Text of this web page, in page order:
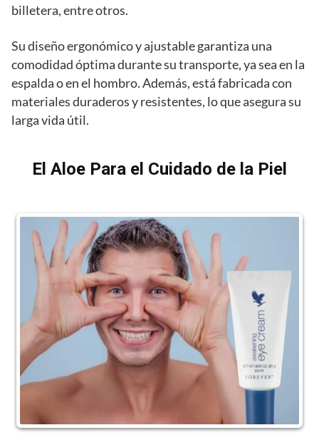
billetera, entre otros.
Su diseño ergonómico y ajustable garantiza una
comodidad óptima durante su transporte, ya sea en la
espalda o en el hombro. Además, está fabricada con
materiales duraderos y resistentes, lo que asegura su
larga vida útil.
El Aloe Para el Cuidado de la Piel